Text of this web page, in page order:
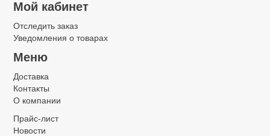
Мой кабинет
Отследить заказ
Уведомления о товарах
Меню
Доставка
Контакты
О компании
Прайс-лист
Новости